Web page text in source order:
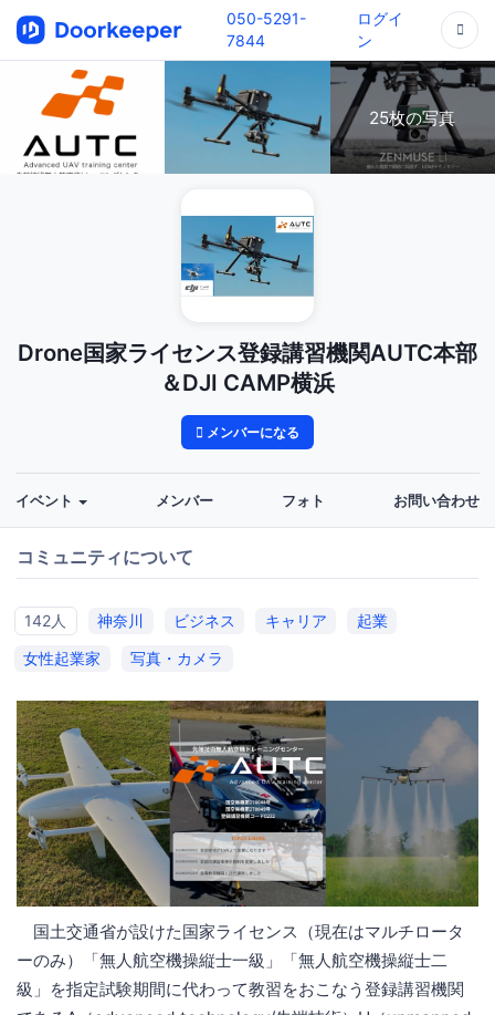
050-5291-
7844
ログイ
ン
25枚の写真
Drone国家ライセンス登録講習機関AUTC本部
＆DJI CAMP横浜
メンバーになる
イベント メンバー フォト お問い合わせ
コミュニティについて
142人 神奈川 ビジネス キャリア
起業
女性起業家
写真・カメラ
国土交通省が設けた国家ライセンス（現在はマルチロータ
ーのみ）「無人航空機操縦士一級」「無人航空機操縦士二
級」を指定試験期間に代わって教習をおこなう登録講習機関